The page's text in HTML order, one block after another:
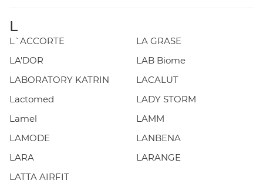
L
L`ACCORTE
LA GRASE
LA'DOR
LAB Biome
LABORATORY KATRIN
LACALUT
Lactomed
LADY STORM
Lamel
LAMM
LAMODE
LANBENA
LARA
LARANGE
LATTA AIRFIT